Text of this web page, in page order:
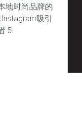
地时尚品牌的
吸引
5.